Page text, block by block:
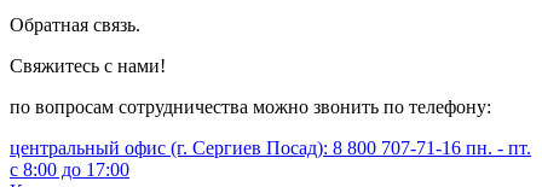
Обратная связь.
Свяжитесь с нами!
по вопросам сотрудничества можно звонить по телефону:
центральный офис (г. Сергиев Посад): 8 800 707-71-16 пн. - пт.
с 8:00 до 17:00